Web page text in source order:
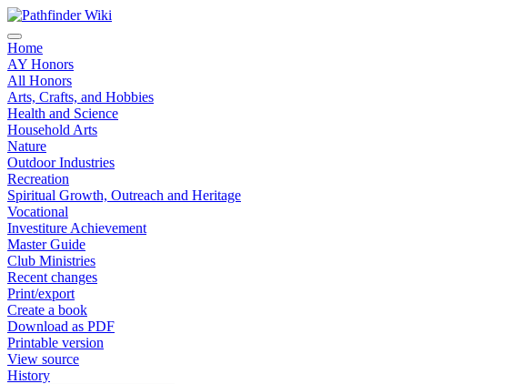
Home
AY Honors
All Honors
Arts, Crafts, and Hobbies
Health and Science
Household Arts
Nature
Outdoor Industries
Recreation
Spiritual Growth, Outreach and Heritage
Vocational
Investiture Achievement
Master Guide
Club Ministries
Recent changes
Print/export
Create a book
Download as PDF
Printable version
View source
History